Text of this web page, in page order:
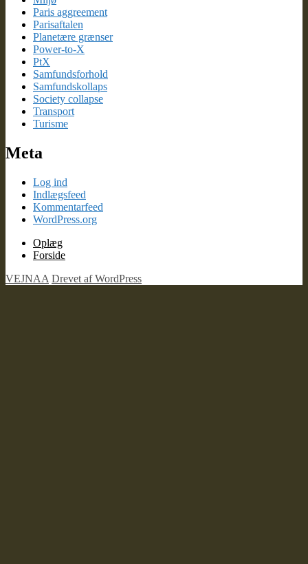
Paris aggreement
Parisaftalen
Planetære grænser
Power-to-X
PtX
Samfundsforhold
Samfundskollaps
Society collapse
Transport
Turisme
Meta
Log ind
Indlægsfeed
Kommentarfeed
WordPress.org
Oplæg
Forside
VEJNAA Drevet af WordPress